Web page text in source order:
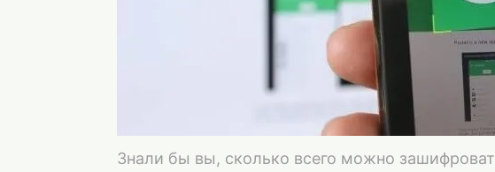
Знали бы вы, сколько всего можно